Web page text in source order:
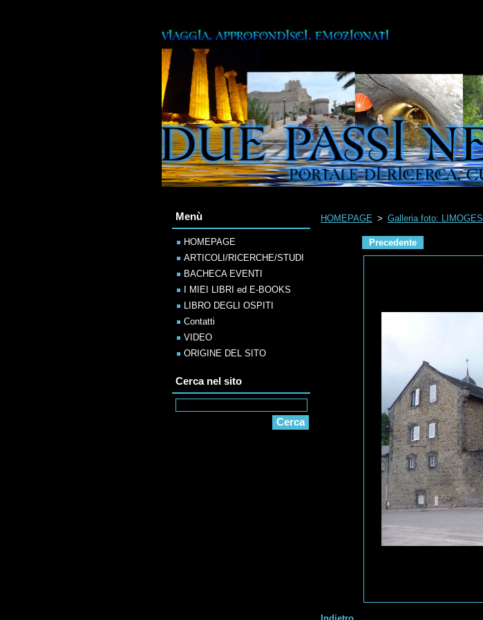
HOMEPAGE > Galleria foto: LIMOGES
Precedente
Menù
HOMEPAGE
ARTICOLI/RICERCHE/STUDI
BACHECA EVENTI
I MIEI LIBRI ed E-BOOKS
LIBRO DEGLI OSPITI
Contatti
VIDEO
ORIGINE DEL SITO
Cerca nel sito